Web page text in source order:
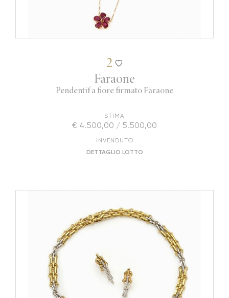
2
Faraone
Pendentif a fiore firmato Faraone
STIMA
€ 4.500,00 / 5.500,00
INVENDUTO
DETTAGLIO LOTTO